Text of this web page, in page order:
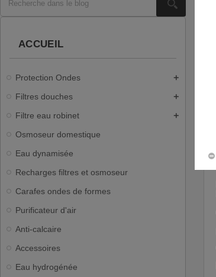
ACCUEIL
Protection Ondes add
Filtres douches add
Filtre eau robinet add
Osmoseur domestique
Eau dynamisée
Recharges filtres et osmoseur
Carafes ondes de formes
Purificateur d'air
Anti-calcaire
Accessoires
Eau hydrogénée